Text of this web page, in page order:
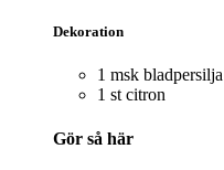
Dekoration
1 msk bladpersilja
1 st citron
Gör så här